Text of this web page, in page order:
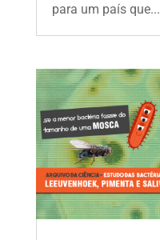
para um país que...